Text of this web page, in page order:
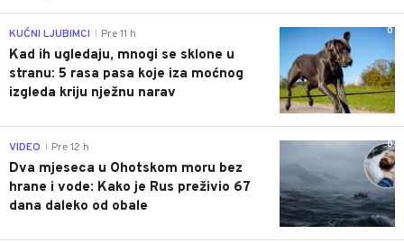
0
KUĆNI LJUBIMCI Pre 11 h
Kad ih ugledaju, mnogi se sklone u
stranu: 5 rasa pasa koje iza moćnog
izgleda kriju nježnu narav
0
VIDEO Pre 12 h
Dva mjeseca u Ohotskom moru bez
hrane i vode: Kako je Rus preživio 67
dana daleko od obale